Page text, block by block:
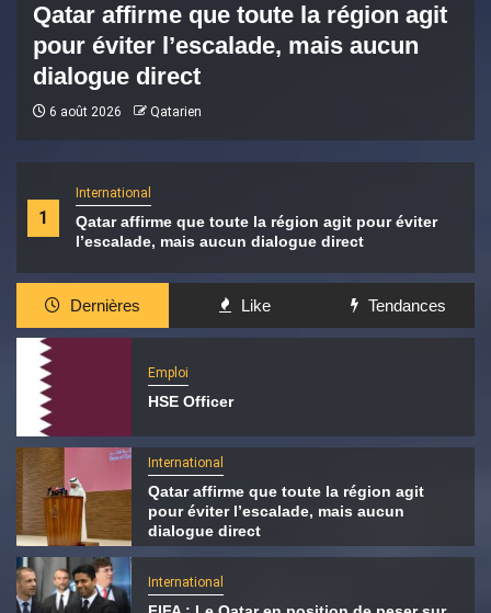
1
International
Qatar affirme que toute la région agit pour éviter
l’escalade, mais aucun dialogue direct
Qatar affirme que toute la région agit
pour éviter l’escalade, mais aucun
dialogue direct
6 août 2026 Qatarien
Dernières Like Tendances
Emploi
HSE Officer
International
Qatar affirme que toute la région agit
pour éviter l’escalade, mais aucun
dialogue direct
International